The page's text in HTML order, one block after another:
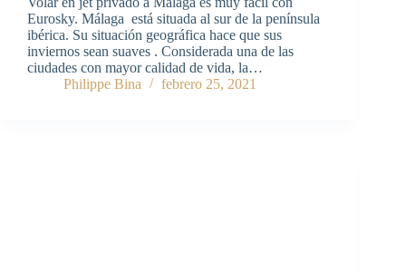
Eurosky. Málaga está situada al sur de la península
ibérica. Su situación geográfica hace que sus
inviernos sean suaves . Considerada una de las
ciudades con mayor calidad de vida, la…
Philippe Bina
febrero 25, 2021